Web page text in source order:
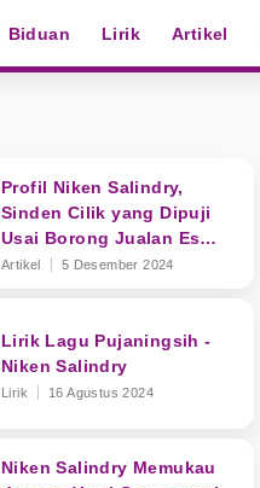
Biduan Lirik Artikel
Profil Niken Salindry,
Sinden Cilik yang Dipuji
Usai Borong Jualan Es
saat Manggung
Artikel 5 Desember 2024
Lirik Lagu Pujaningsih -
Niken Salindry
Lirik 16 Agustus 2024
Niken Salindry Memukau